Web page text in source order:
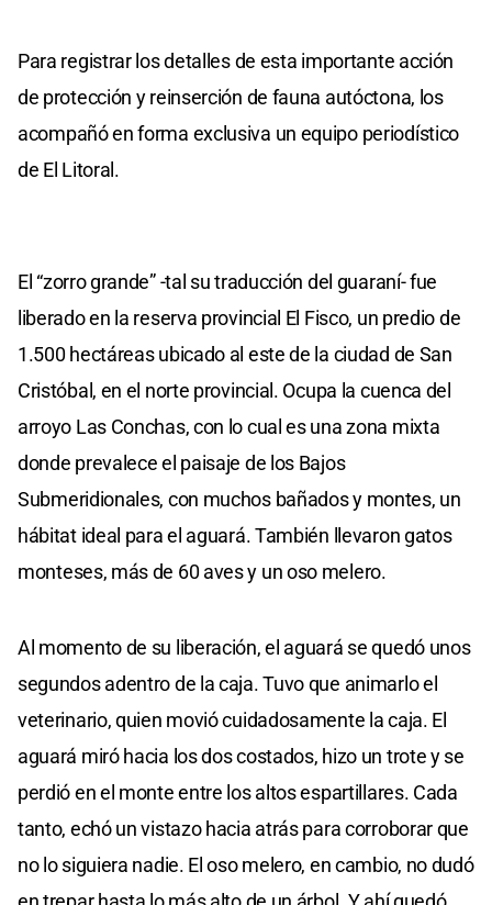
Para registrar los detalles de esta importante acción
de protección y reinserción de fauna autóctona, los
acompañó en forma exclusiva un equipo periodístico
de El Litoral.
El “zorro grande” -tal su traducción del guaraní- fue
liberado en la reserva provincial El Fisco, un predio de
1.500 hectáreas ubicado al este de la ciudad de San
Cristóbal, en el norte provincial. Ocupa la cuenca del
arroyo Las Conchas, con lo cual es una zona mixta
donde prevalece el paisaje de los Bajos
Submeridionales, con muchos bañados y montes, un
hábitat ideal para el aguará. También llevaron gatos
monteses, más de 60 aves y un oso melero.
Al momento de su liberación, el aguará se quedó unos
segundos adentro de la caja. Tuvo que animarlo el
veterinario, quien movió cuidadosamente la caja. El
aguará miró hacia los dos costados, hizo un trote y se
perdió en el monte entre los altos espartillares. Cada
tanto, echó un vistazo hacia atrás para corroborar que
no lo siguiera nadie. El oso melero, en cambio, no dudó